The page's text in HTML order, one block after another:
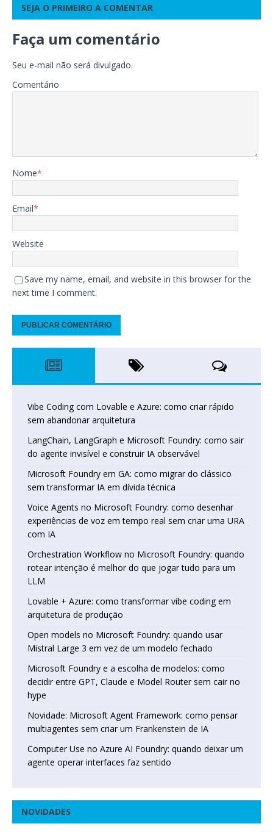
SEJA O PRIMEIRO A COMENTAR
Faça um comentário
Seu e-mail não será divulgado.
Comentário
Nome*
Email*
Website
Save my name, email, and website in this browser for the
next time I comment.
Vibe Coding com Lovable e Azure: como criar rápido
sem abandonar arquitetura
LangChain, LangGraph e Microsoft Foundry: como sair
do agente invisível e construir IA observável
Microsoft Foundry em GA: como migrar do clássico
sem transformar IA em dívida técnica
Voice Agents no Microsoft Foundry: como desenhar
experiências de voz em tempo real sem criar uma URA
com IA
Orchestration Workflow no Microsoft Foundry: quando
rotear intenção é melhor do que jogar tudo para um
LLM
Lovable + Azure: como transformar vibe coding em
arquitetura de produção
Open models no Microsoft Foundry: quando usar
Mistral Large 3 em vez de um modelo fechado
Microsoft Foundry e a escolha de modelos: como
decidir entre GPT, Claude e Model Router sem cair no
hype
Novidade: Microsoft Agent Framework: como pensar
multiagentes sem criar um Frankenstein de IA
Computer Use no Azure AI Foundry: quando deixar um
agente operar interfaces faz sentido
NOVIDADES